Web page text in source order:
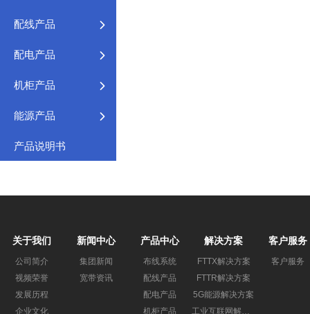
配线产品
配电产品
机柜产品
能源产品
产品说明书
关于我们
公司简介
视频荣誉
发展历程
企业文化
新闻中心
集团新闻
宽带资讯
产品中心
布线系统
配线产品
配电产品
机柜产品
解决方案
FTTX解决方案
FTTR解决方案
5G能源解决方案
客户服务
客户服务